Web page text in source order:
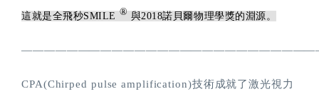
這就是全飛秒SMILE ®與2018諾貝爾物理學獎的淵源。
CPA(Chirped pulse amplification)技術成就了激光視力